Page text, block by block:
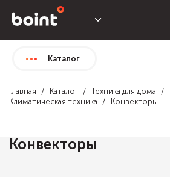
Каталог
Главная Каталог
Техника для дома
Климатическая техника
Конвекторы
Конвекторы